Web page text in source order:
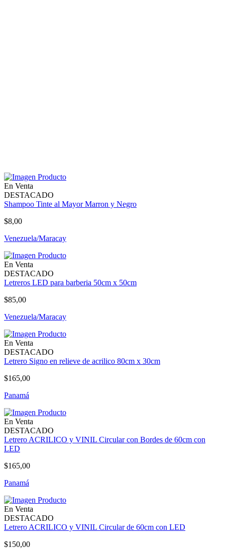
En Venta
DESTACADO
Shampoo Tinte al Mayor Marron y Negro
$8,00
Venezuela/Maracay
En Venta
DESTACADO
Letreros LED para barberia 50cm x 50cm
$85,00
Venezuela/Maracay
En Venta
DESTACADO
Letrero Signo en relieve de acrilico 80cm x 30cm
$165,00
Panamá
En Venta
DESTACADO
Letrero ACRILICO y VINIL Circular con Bordes de 60cm con
LED
$165,00
Panamá
En Venta
DESTACADO
Letrero ACRILICO y VINIL Circular de 60cm con LED
$150,00